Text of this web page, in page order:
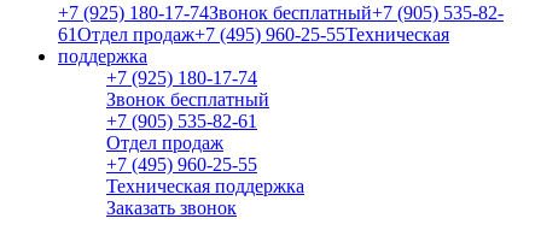
+7 (925) 180-17-74Звонок бесплатный+7 (905) 535-82-
61Отдел продаж+7 (495) 960-25-55Техническая
поддержка
+7 (925) 180-17-74
Звонок бесплатный
+7 (905) 535-82-61
Отдел продаж
+7 (495) 960-25-55
Техническая поддержка
Заказать звонок